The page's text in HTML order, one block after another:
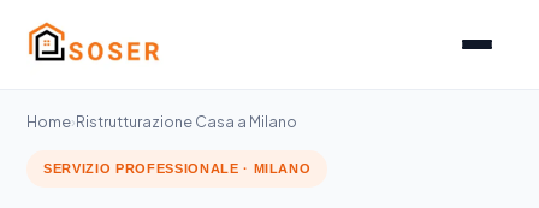
Home›Ristrutturazione Casa a Milano
SERVIZIO PROFESSIONALE · MILANO